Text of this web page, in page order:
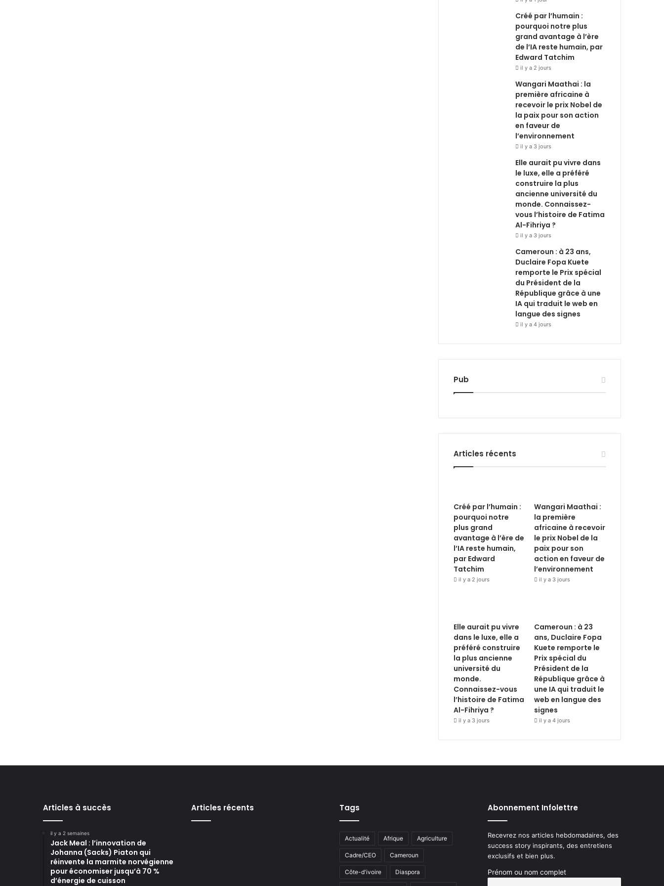
Créé par l’humain :
pourquoi notre plus
grand avantage à l’ère
de l’IA reste humain, par
Edward Tatchim
il y a 2 jours
Wangari Maathai : la
première africaine à
recevoir le prix Nobel de
la paix pour son action
en faveur de
l’environnement
il y a 3 jours
Elle aurait pu vivre dans
le luxe, elle a préféré
construire la plus
ancienne université du
monde. Connaissez-
vous l’histoire de Fatima
Al-Fihriya ?
il y a 3 jours
Cameroun : à 23 ans,
Duclaire Fopa Kuete
remporte le Prix spécial
du Président de la
République grâce à une
IA qui traduit le web en
langue des signes
il y a 4 jours
Pub
Articles récents
Créé par l’humain :
pourquoi notre
plus grand
avantage à l’ère de
l’IA reste humain,
par Edward
Tatchim
il y a 2 jours
Wangari Maathai :
la première
africaine à recevoir
le prix Nobel de la
paix pour son
action en faveur de
l’environnement
il y a 3 jours
Elle aurait pu vivre
dans le luxe, elle a
préféré construire
la plus ancienne
université du
monde.
Connaissez-vous
l’histoire de Fatima
Al-Fihriya ?
il y a 3 jours
Cameroun : à 23
ans, Duclaire Fopa
Kuete remporte le
Prix spécial du
Président de la
République grâce à
une IA qui traduit le
web en langue des
signes
il y a 4 jours
Articles à succès
il y a 2 semaines
Jack Meal : l’innovation de
Johanna (Sacks) Piaton qui
réinvente la marmite norvégienne
pour économiser jusqu’à 70 %
d’énergie de cuisson
Articles récents Tags
Actualité Afrique Agriculture
Cadre/CEO Cameroun
Côte-d'ivoire Diaspora
Abonnement Infolettre
Recevrez nos articles hebdomadaires, des
success story inspirants, des entretiens
exclusifs et bien plus.
Prénom ou nom complet